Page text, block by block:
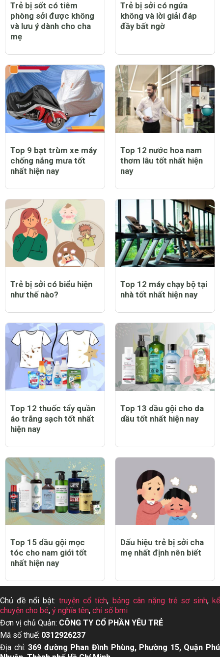
Trẻ bị sốt có tiêm
phòng sởi được không
và lưu ý dành cho cha
mẹ
Trẻ bị sởi có ngứa
không và lời giải đáp
đầy bất ngờ
Top 9 bạt trùm xe máy
chống nắng mưa tốt
nhất hiện nay
Top 12 nước hoa nam
thơm lâu tốt nhất hiện
nay
Trẻ bị sởi có biểu hiện
như thế nào?
Top 12 máy chạy bộ tại
nhà tốt nhất hiện nay
Top 12 thuốc tẩy quần
áo trắng sạch tốt nhất
hiện nay
Top 13 dầu gội cho da
dầu tốt nhất hiện nay
Top 15 dầu gội mọc
tóc cho nam giới tốt
nhất hiện nay
Dấu hiệu trẻ bị sởi cha
mẹ nhất định nên biết
Chủ đề nổi bật:truyện cổ tích, bảng cân nặng trẻ sơ sinh,kể
chuyện cho bé, ý nghĩa tên, chỉ số bmi
Đơn vị chủ Quản: CÔNG TY CỔ PHẦN YÊU TRẺ
Mã số thuế: 0312926237
Địa chỉ:369 đường Phan Đình Phùng, Phường 15, Quận Phú